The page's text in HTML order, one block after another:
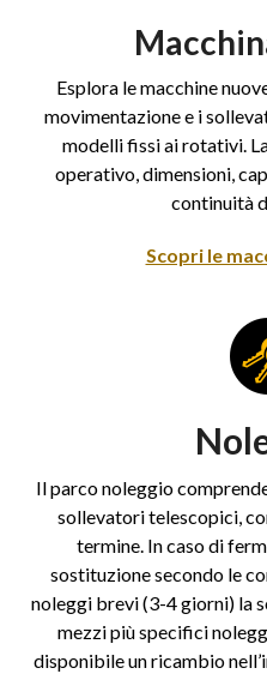
Esplora le macchine
movimentazione e i
modelli fissi ai rotativi.
operativo, dimensioni,
continuità
Scopri le
Il parco noleggio
sollevatori telescopici,
termine. In caso di
sostituzione secondo le
noleggi brevi (3-4 giorni) la
mezzi più specifici
disponibile un ricambio